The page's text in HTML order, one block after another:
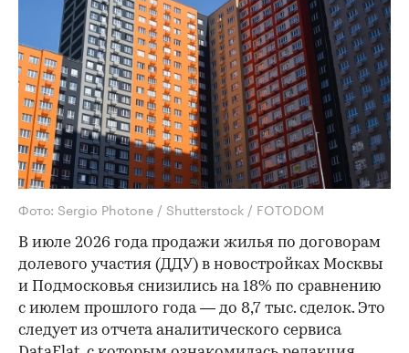
Фото: Sergio Photone / Shutterstock / FOTODOM
В июле 2026 года продажи жилья по договорам
долевого участия (ДДУ) в новостройках Москвы
и Подмосковья снизились на 18% по сравнению
с июлем прошлого года — до 8,7 тыс. сделок. Это
следует из отчета аналитического сервиса